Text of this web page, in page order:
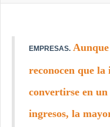
EMPRESAS.
reconocen que
convertirse en
ingresos, la